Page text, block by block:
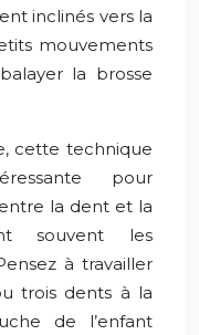
inclinés vers la
mouvements
la brosse
cette technique
pour
la dent et la
souvent les
à travailler
trois dents à la
de l’enfant